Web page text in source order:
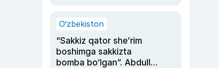
O‘zbekiston
“Sakkiz qator she’rim
boshimga sakkizta
bomba bo‘lgan”. Abdulla